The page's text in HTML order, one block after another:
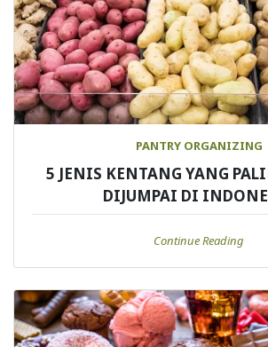
PANTRY ORGANIZING
5 JENIS KENTANG YANG
DIJUMPAI DI
Continue Reading